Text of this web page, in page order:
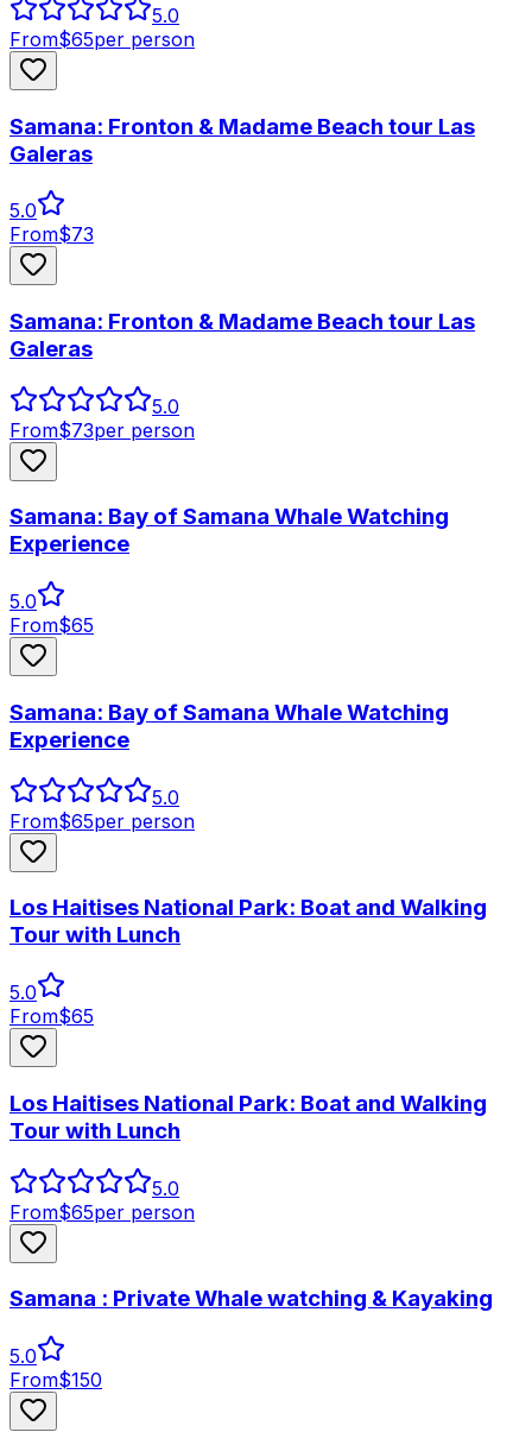
5.0
From$65per person
Samana: Fronton & Madame Beach tour Las
Galeras
5.0
From$73
Samana: Fronton & Madame Beach tour Las
Galeras
5.0
From$73per person
Samana: Bay of Samana Whale Watching
Experience
5.0
From$65
Samana: Bay of Samana Whale Watching
Experience
5.0
From$65per person
Los Haitises National Park: Boat and Walking
Tour with Lunch
5.0
From$65
Los Haitises National Park: Boat and Walking
Tour with Lunch
5.0
From$65per person
Samana : Private Whale watching & Kayaking
5.0
From$150